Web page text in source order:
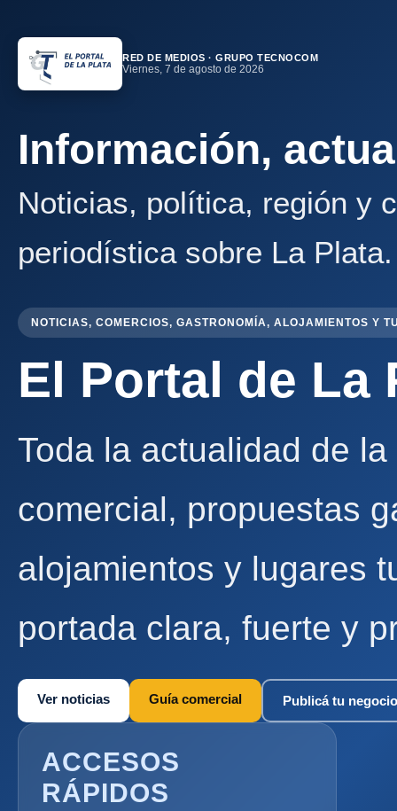
RED DE MEDIOS · GRUPO TECNOCOM
Viernes, 7 de agosto de 2026
Información,
Noticias, política, región y
periodística sobre La Plata.
NOTICIAS, COMERCIOS, GASTRONOMÍA, ALOJAMIENTOS Y
El Portal de La
Toda la actualidad de
comercial, propuestas
alojamientos y lugares
portada clara, fuerte y
Ver noticias Guía comercial Publicá tu negocio
ACCESOS
RÁPIDOS